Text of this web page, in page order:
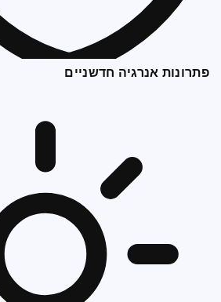
פתרונות אנרגיה חדשניים